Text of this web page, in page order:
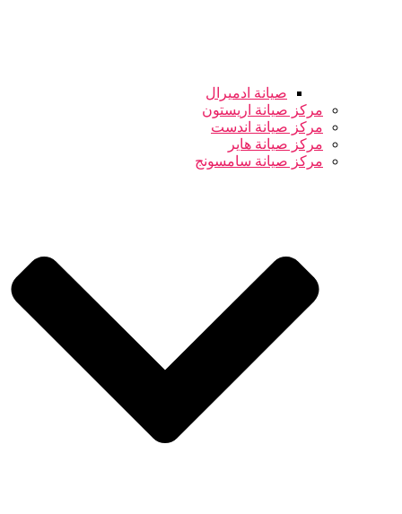
صيانة ادميرال
مركز صيانة اريستون
مركز صيانة اندست
مركز صيانة هاير
مركز صيانة سامسونج